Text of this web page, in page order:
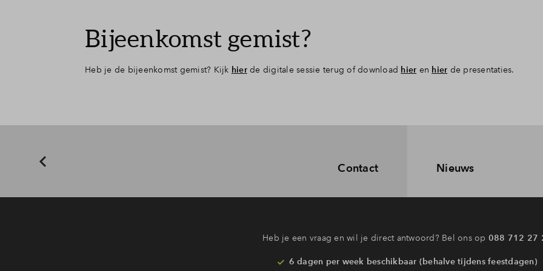
Bijeenkomst gemist?
Heb je de bijeenkomst gemist? Kijk hierde digitale sessie terug of download hier en hier de presentaties.
Contact Nieuws
Heb je een vraag en wil je direct antwoord? Bel ons op 088 712 27
6 dagen per week beschikbaar (behalve tijdens feestdagen)